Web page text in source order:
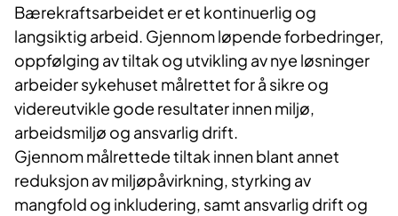
Bærekraftsarbeidet er et kontinuerlig og
langsiktig arbeid. Gjennom løpende forbedringer,
oppfølging av tiltak og utvikling av nye løsninger
arbeider sykehuset målrettet for å sikre og
videreutvikle gode resultater innen miljø,
arbeidsmiljø og ansvarlig drift.
Gjennom målrettede tiltak innen blant annet
reduksjon av miljøpåvirkning, styrking av
mangfold og inkludering, samt ansvarlig drift og